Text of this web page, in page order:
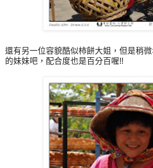
還有另一位容貌酷似柿餅大姐，但是稍
的妹妹吧，配合度也是百分百喔!!